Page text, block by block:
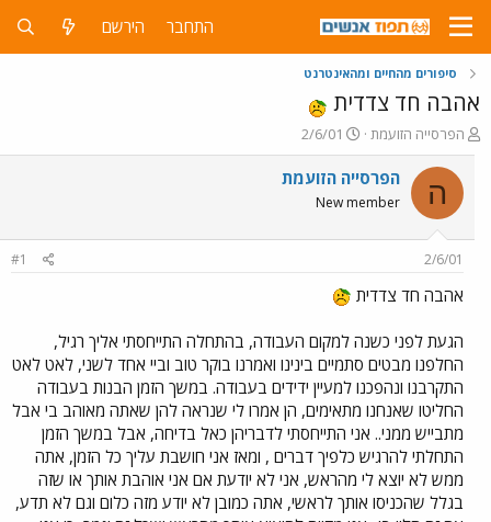
התחבר הירשם
סיפורים מהחיים ומהאינטרנט
אהבה חד צדדית
פ
ו
ת
ח
ה
ש
א
הפרסייה הזועמת
פ
ו
ר
ם
ר
י
ך
2/6/01
ה הפרסייה הזועמת
New member
2/6/01
#1
אהבה חד צדדית
הגעת לפני כשנה למקום העבודה, בהתחלה התייחסתי אליך רגיל,
החלפנו מבטים סתמיים בינינו ואמרנו בוקר טוב וביי אחד לשני, לאט לאט
התקרבנו ונהפכנו למעיין ידידים בעבודה. במשך הזמן הבנות בעבודה
החליטו שאנחנו מתאימים, הן אמרו לי שנראה להן שאתה מאוהב בי אבל
מתבייש ממני.. אני התייחסתי לדבריהן כאל בדיחה, אבל במשך הזמן
התחלתי להרגיש כלפיך דברים , ומאז אני חושבת עליך כל הזמן, אתה
ממש לא יוצא לי מהראש, אני לא יודעת אם אני אוהבת אותך או שזה
בגלל שהכניסו אותך לראשי, אתה כמובן לא יודע מזה כלום וגם לא תדע,